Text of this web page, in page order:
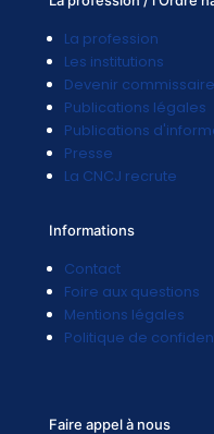
La profession
Les institutions
Devenir
Publications légales
Publications
Presse
La CNCJ recrute
Informations
Contact
Foire aux questions
Mentions légales
Politique de
Faire appel à nous